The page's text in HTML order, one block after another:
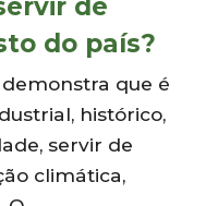
de
do país?
que é
histórico,
servir de
climática,